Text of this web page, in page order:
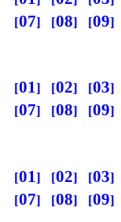
07
08 09
01 02 03
07
08 09
01 02 03
07
08 09